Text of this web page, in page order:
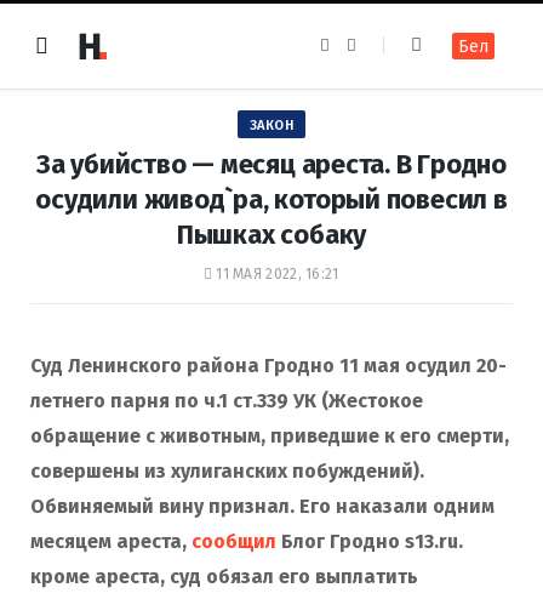
e
k
t
a
m
Бел
ЗАКОН
За убийство — месяц ареста. В Гродно
осудили живод`ра, который повесил в
Пышках собаку
11 МАЯ 2022, 16:21
Суд Ленинского района Гродно 11 мая осудил 20-
летнего парня по ч.1 ст.339 УК (Жестокое
обращение с животным, приведшие к его смерти,
совершены из хулиганских побуждений).
Обвиняемый вину признал. Его наказали одним
месяцем ареста, сообщил Блог Гродно s13.ru.
кроме ареста, суд обязал его выплатить